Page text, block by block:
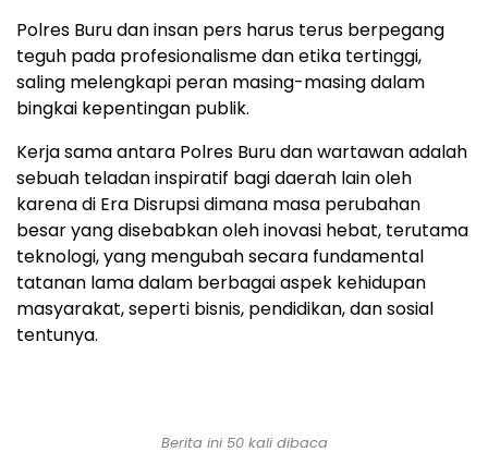
Polres Buru dan insan pers harus terus berpegang
teguh pada profesionalisme dan etika tertinggi,
saling melengkapi peran masing-masing dalam
bingkai kepentingan publik.
Kerja sama antara Polres Buru dan wartawan adalah
sebuah teladan inspiratif bagi daerah lain oleh
karena di Era Disrupsi dimana masa perubahan
besar yang disebabkan oleh inovasi hebat, terutama
teknologi, yang mengubah secara fundamental
tatanan lama dalam berbagai aspek kehidupan
masyarakat, seperti bisnis, pendidikan, dan sosial
tentunya.
Berita ini 50 kali dibaca